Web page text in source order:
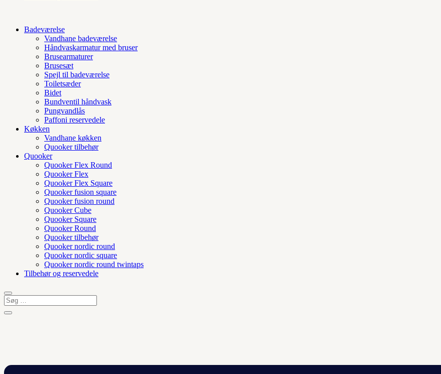
Badeværelse
Vandhane badeværelse
Håndvaskarmatur med bruser
Brusearmaturer
Brusesæt
Spejl til badeværelse
Toiletsæder
Bidet
Bundventil håndvask
Pungvandlås
Paffoni reservedele
Køkken
Vandhane køkken
Quooker tilbehør
Quooker
Quooker Flex Round
Quooker Flex
Quooker Flex Square
Quooker fusion square
Quooker fusion round
Quooker Cube
Quooker Square
Quooker Round
Quooker tilbehør
Quooker nordic round
Quooker nordic square
Quooker nordic round twintaps
Tilbehør og reservedele